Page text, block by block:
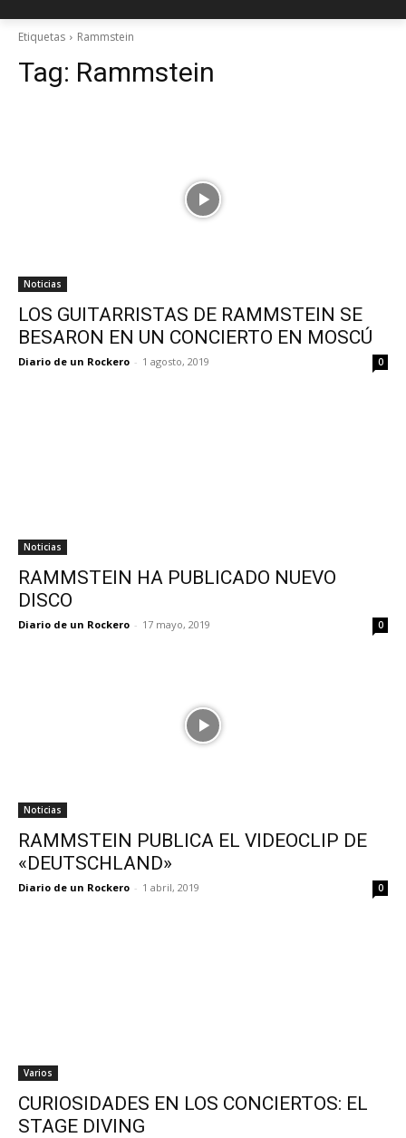
Etiquetas Rammstein
Tag: Rammstein
Noticias
LOS GUITARRISTAS DE RAMMSTEIN SE
BESARON EN UN CONCIERTO EN MOSCÚ
Diario de un Rockero - 1 agosto, 2019 0
Noticias
RAMMSTEIN HA PUBLICADO NUEVO
DISCO
Diario de un Rockero - 17 mayo, 2019 0
Noticias
RAMMSTEIN PUBLICA EL VIDEOCLIP DE
«DEUTSCHLAND»
Diario de un Rockero - 1 abril, 2019 0
Varios
CURIOSIDADES EN LOS CONCIERTOS: EL
STAGE DIVING